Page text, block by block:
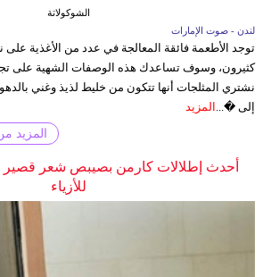
الشوكولاتة
لندن - صوت الإمارات
توجد الأطعمة فائقة المعالجة في عدد من الأغذية
كثيرون، وسوف تساعدك هذه الوصفات الشهية على
نشتري المثلجات أنها تتكون من خليط لذيذ وغني
إلى �...
المزيد
المزيد
أحدث إطلالات كارمن بصيبص شعر قصير
للأزياء